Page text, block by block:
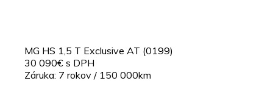
MG HS 1,5 T Exclusive AT (0199)
30 090€ s DPH
Záruka: 7 rokov / 150 000km